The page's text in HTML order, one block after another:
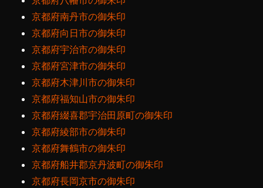
京都府南丹市の御朱印
京都府向日市の御朱印
京都府宇治市の御朱印
京都府宮津市の御朱印
京都府木津川市の御朱印
京都府福知山市の御朱印
京都府綴喜郡宇治田原町の御朱印
京都府綾部市の御朱印
京都府舞鶴市の御朱印
京都府船井郡京丹波町の御朱印
京都府長岡京市の御朱印